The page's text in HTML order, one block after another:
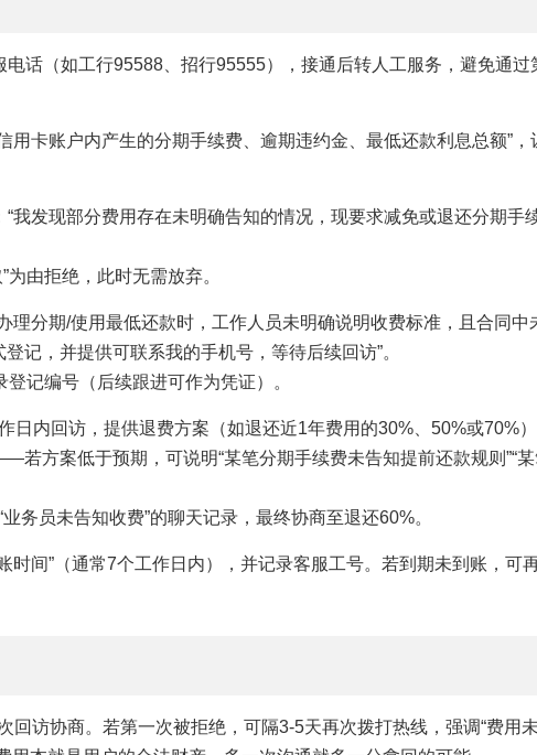
电话（如工行95588、招行95555），接通后转人工服务，避免通过
用卡账户内产生的分期手续费、逾期违约金、最低还款利息总额”，
“我发现部分费用存在未明确告知的情况，现要求减免或退还分期手
拒绝，此时无需放弃。
理分期/使用最低还款时，工作人员未明确说明收费标准，且合同中
记，并提供可联系我的手机号，等待后续回访”。
编号（后续跟进可作为凭证）。
日内回访，提供退费方案（如退还近1年费用的30%、50%或70%
方案低于预期，可说明“某笔分期手续费未告知提前还款规则”“
未告知收费”的聊天记录，最终协商至退还60%。
时间”（通常7个工作日内），并记录客服工号。若到期未到账，可
回访协商。若第一次被拒绝，可隔3-5天再次拨打热线，强调“费用